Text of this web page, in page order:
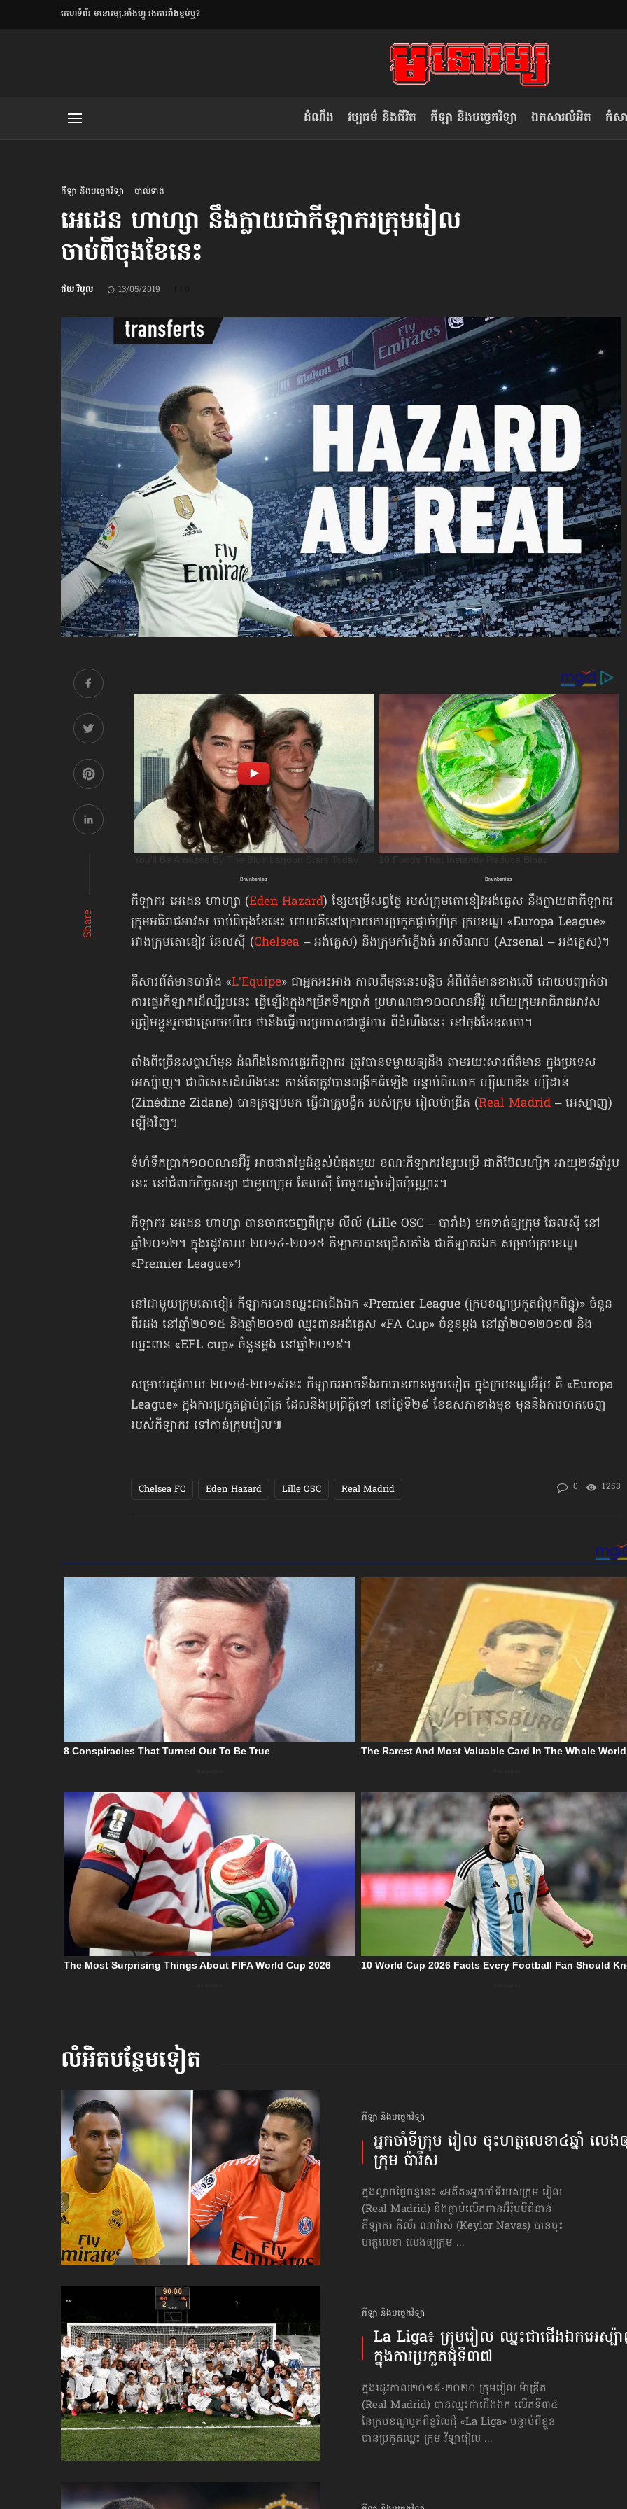
​គេហទំព័រ មនោរម្យ.អាំងហ្វូ រងការរាំងខ្ទប់ឬ?
ដំណឹង វប្បធម៌ និងជីវិត កីឡា និងបច្ចេកវិទ្យា ឯកសារលំអិត កំសា
កីឡា និងបច្ចេកវិទ្យា បាល់ទាត់
អេដេន ហាហ្សា នឹងក្លាយ​ជាកីឡាករ​ក្រុមរៀល
ចាប់ពី​ចុងខែ​នេះ
ជ័យ វិបុល 13/05/2019
Share
កីឡាករ អេដេន ហាហ្សា (Eden Hazard) ខ្សែបម្រើសព្វថ្ងៃ របស់ក្រុមតោខៀវអង់គ្លេស នឹងក្លាយជាកីឡាករ
ក្រុមអធិរាជអាវស ចាប់ពី​ចុងខែ​នេះ ពោលគឺនៅក្រោយការប្រកួតផ្ដាច់ព្រ័ត្រ ក្របខណ្ឌ «Europa League»
រវាងក្រុមតោខៀវ ឆែលស៊ី (Chelsea – អង់គ្លេស) និងក្រុមកាំភ្លើងធំ អាសឺណល (Arsenal – អង់គ្លេស)។
គឺសារព័ត៌មានបារាំង «L’Equipe» ជាអ្នកអះអាង កាលពីមុននេះបន្តិច អំពីព័ត៌មានខាងលើ ដោយបញ្ជាក់ថា
ការផ្ទេរកីឡាករដ៏ល្បីរូបនេះ ធ្វើឡើងក្នុងកម្រិតទឹកប្រាក់ ប្រមាណជា១០០លានអ៊ឺរ៉ូ ហើយក្រុមអាធិរាជអាវស
ត្រៀមខ្លួនរួចជាស្រេចហើយ ថានឹងធ្វើការប្រកាសជាផ្លូវការ ពីដំណឹងនេះ នៅចុងខែឧសភា។
តាំងពីច្រើនសប្ដាហ៍មុន ដំណឹងនៃការផ្ទេរកីឡាករ ត្រូវបានទម្លាយឲ្យដឹង តាមរយៈសារព័ត៌មាន ក្នុងប្រទេស
អេស្ប៉ាញ។ ជាពិសេសដំណឹងនេះ កាន់តែត្រូវបាន​ពង្រីកធំឡើង បន្ទាប់ពីលោក ហ្ស៊ីណាឌីន ហ្សីដាន់
(Zinédine Zidane) បានត្រឡប់មក ធ្វើជាគ្រូបង្វឹក របស់ក្រុម រៀលម៉ាឌ្រីត (Real Madrid – អេស្បាញ)
ឡើងវិញ។
ទំហំទឹកប្រាក់១០០លានអ៊ឺរ៉ូ អាចជាតម្លៃដ៏ខ្ពស់បំផុតមួយ ខណៈកីឡាករខ្សែបម្រើ ជាតិប៊ែលហ្សិក អាយុ២៨ឆ្នាំរូប
នេះ នៅជំពាក់កិច្ចសន្យា ជាមួយក្រុម ឆែលស៊ី តែមួយឆ្នាំទៀតប៉ុណ្ណោះ។
កីឡាករ អេដេន ហាហ្សា បានចាកចេញពីក្រុម លីល៍ (Lille OSC – បារាំង) មកទាត់ឲ្យក្រុម ឆែលស៊ី នៅ
ឆ្នាំ២០១២។ ក្នុងរដូវកាល ២០១៤-២០១៥ កីឡាករបានជ្រើសតាំង ជាកីឡាករឯក សម្រាប់ក្របខណ្ឌ
«Premier League»។
នៅជាមួយក្រុមតោខៀវ កីឡាករបានឈ្នះជាជើងឯក «Premier League (ក្របខណ្ឌប្រកួតជុំបូកពិន្ទុ)» ចំនួន
ពីរដង នៅឆ្នាំ២០១៥ និងឆ្នាំ២០១៧ ឈ្នះពានអង់គ្លេស «FA Cup» ចំនួនម្ដង នៅឆ្នាំ២០១២០១៧ និង
ឈ្នះពាន «EFL cup» ចំនួនម្ដង នៅឆ្នាំ២០១៩។
សម្រាប់រដូវកាល ២០១៨-២០១៩នេះ កីឡាករអាចនឹងរកបានពានមួយទៀត ក្នុងក្របខណ្ឌអ៊ឺរ៉ុប គឺ «Europa
League» ក្នុងការប្រកួតផ្ដាច់ព្រ័ត្រ ដែលនឹងប្រព្រឹត្តិទៅ នៅថ្ងៃទី២៩ ខែឧសភាខាងមុខ មុននឹងការចាកចេញ
របស់កីឡាករ ទៅកាន់ក្រុមរៀល៕
Chelsea FC Eden Hazard Lille OSC Real Madrid 0 1258
លំអិតបន្ថែមទៀត
កីឡា និងបច្ចេកវិទ្យា
អ្នកចាំទីក្រុម រៀល ចុះហត្ថលេខា​៤ឆ្នាំ លេង​
ក្រុម ប៉ារីស
ក្នុងល្ងាចថ្ងៃចន្ទនេះ «អតីត»អ្នកចាំទីរបស់ក្រុម រៀល
(Real Madrid) និងធ្លាប់លើកពានអ៊ឺរ៉ុបបីជំនាន់
កីឡាករ កីល័រ ណាវ៉ាស់ (Keylor Navas) បានចុះ
ហត្ថលេខា លេង​ឲ្យ​ក្រុម ...
កីឡា និងបច្ចេកវិទ្យា
La Liga៖ ក្រុមរៀល ឈ្នះជា​ជើងឯក​អេស្ប៉
ក្នុង​ការប្រកួត​​ជុំទី៣៧
ក្នុងរដូវកាល២០១៩-២០២០ ក្រុមរៀល ម៉ាឌ្រីត
(Real Madrid) បានឈ្នះជាជើងឯក ​លើក​​ទី៣៤
នៃក្របខណ្ឌបូកពិន្ទុ​វិលជុំ «La Liga» បន្ទាប់ពីខ្លួន
បានប្រកួតឈ្នះ ក្រុម វីឡារៀល ...
ត៖ «កាមតណ្ហា​ លិខិតប្រិយមិត្ត៖ «អំពីទោសៈ»
វៀតណាម ក្នុង​ការប្តូរ​មេដឹកនាំ របស់​
ខ្លួន
ខឹម វាសនា ថា«ស្រី
ប្រពៃណី​«ដេញប្រុស»
អឹមបាពេ ប្រកាសជាផ្លូវការ
ចាកចេញពីក្រុម ប៉ារីស
ថើបមាត់ ៖ ក្រុមកីឡាការិនី​
ផ្អាកលេង​​បើប្រធានសហព័ន្ធ​
មិនលាឈប់